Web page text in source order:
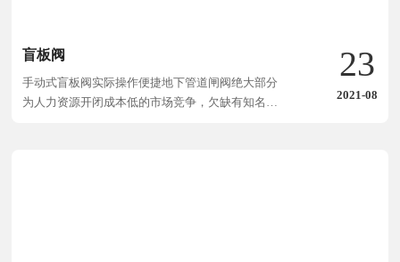
盲板阀
手动式盲板阀实际操作便捷地下管道闸阀绝大部分
为人力资源开闭成本低的市场竞争，欠缺有知名度
23
2021-08